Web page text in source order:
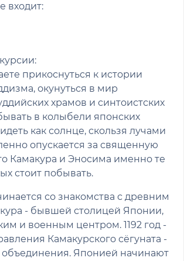
входит:
прикоснуться к истории
окунуться в мир
храмов и синтоистских
в колыбели японских
как солнце, скользя лучами
опускается за священную
Камакура и Эносима именно те
стоит побывать.
со знакомства с древним
- бывшей столицей Японии,
и военным центром. 1192 год -
Камакурского сёгуната -
объединения. Японией начинают